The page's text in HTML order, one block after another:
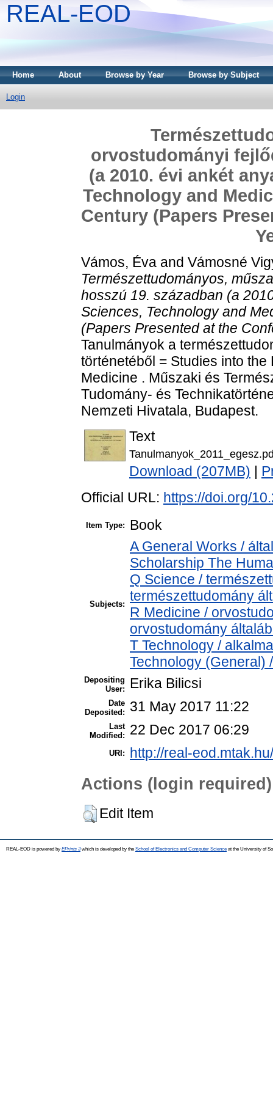
REAL-EOD
Home About Browse by Year Browse by Subject
Login
orvostudományi
(a 2010. évi ankét
Technology and
Century (Papers
Vámos, Éva and Vámosné
Természettudományos,
hosszú 19. században (a
Sciences, Technology and
(Papers Presented at the
Tanulmányok a
történetéből = Studies into
Medicine . Műszaki és
Tudomány- és
Nemzeti Hivatala, Budapest.
Text
Download (207MB)
Official URL: https://doi.org/
Item Type: Book
Subjects:
A General Works /
Scholarship The
Q Science /
természettudomány
R Medicine /
orvostudomány
T Technology /
Technology (General)
Depositing
User:
Erika Bilicsi
Date
Deposited:
31 May 2017 11:22
Last
Modified:
22 Dec 2017 06:29
URI: http://real-
Actions (login required)
Edit Item
REAL-EOD is powered by EPrints 3which is developed by the School of Electronics and Computer Science at the University of